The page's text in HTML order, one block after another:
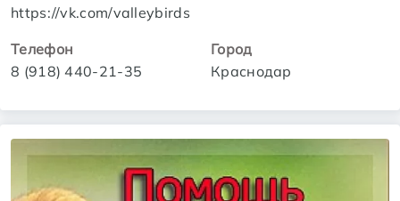
https://vk.com/valleybirds
Телефон
8 (918) 440-21-35
Город
Краснодар